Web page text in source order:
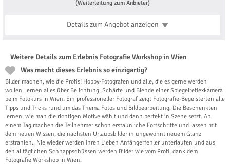
(Weiterleitung zum Anbieter)
Details zum Angebotanzeigen
Weitere Details zum Erlebnis Fotografie Workshop in Wien
Was macht dieses Erlebnis so einzigartig?
Bilder machen, wie die Profis! Hobby-Fotografen und alle, die es gerne werden
wollen, lernen alles über Belichtung, Schärfe und Blende einer Spiegelreflexkamera
beim Fotokurs in Wien. Ein professioneller Fotograf zeigt Fotografie-Begeisterten alle
Tipps und Tricks rund um das Thema Fotos und Bildbearbeitung. Die Beschenkten
lernen, wie man die richtigen Motive wählt und dann perfekt in Szene setzt. An
einem Tag machen die Teilnehmer schon erstaunliche Fortschritte und lassen mit
dem neuen Wissen, die nächsten Urlaubsbilder in ungewohnt neuem Glanz
erstrahlen.. Nie wieder werden Ihren Lieben Anfängerfehler unterlaufen und aus
den alltäglichen Schnappschüssen werden Bilder wie vom Profi, dank dem
Fotografie Workshop in Wien.